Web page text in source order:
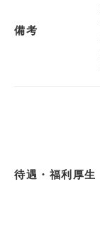
備考
待遇・福利厚生